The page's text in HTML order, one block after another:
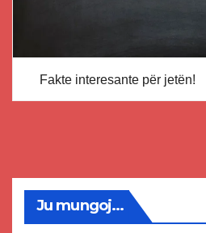
Fakte interesante për jetën!
Ju mungoj...